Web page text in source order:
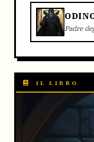
Padre
IL LIBRO